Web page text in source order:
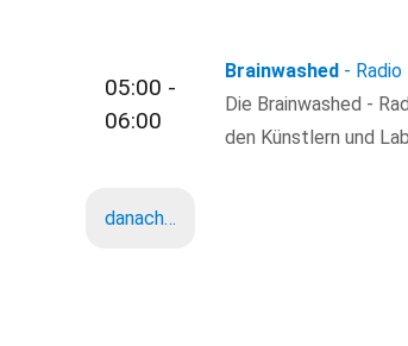
05:00 -
06:00
Brainwashed -
Die Brainwashed -
den Künstlern und
danach…